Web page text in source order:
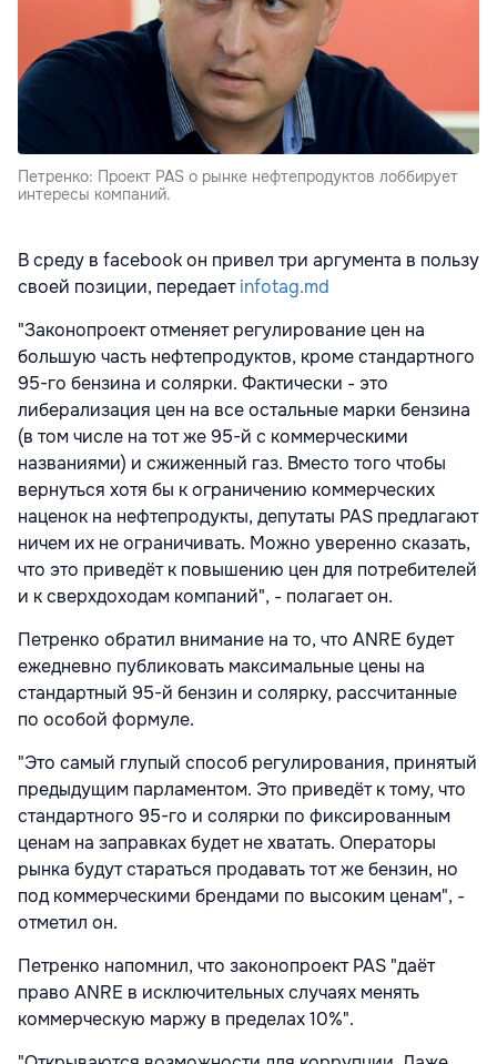
Петренко: Проект PAS о рынке нефтепродуктов лоббирует
интересы компаний.
В среду в facebook он привел три аргумента в пользу
своей позиции, передаетinfotag.md
"Законопроект отменяет регулирование цен на
большую часть нефтепродуктов, кроме стандартного
95-го бензина и солярки. Фактически - это
либерализация цен на все остальные марки бензина
(в том числе на тот же 95-й с коммерческими
названиями) и сжиженный газ. Вместо того чтобы
вернуться хотя бы к ограничению коммерческих
наценок на нефтепродукты, депутаты PAS предлагают
ничем их не ограничивать. Можно уверенно сказать,
что это приведёт к повышению цен для потребителей
и к сверхдоходам компаний", - полагает он.
Петренко обратил внимание на то, что ANRE будет
ежедневно публиковать максимальные цены на
стандартный 95-й бензин и солярку, рассчитанные
по особой формуле.
"Это самый глупый способ регулирования, принятый
предыдущим парламентом. Это приведёт к тому, что
стандартного 95-го и солярки по фиксированным
ценам на заправках будет не хватать. Операторы
рынка будут стараться продавать тот же бензин, но
под коммерческими брендами по высоким ценам", -
отметил он.
Петренко напомнил, что законопроект PAS "даёт
право ANRE в исключительных случаях менять
коммерческую маржу в пределах 10%".